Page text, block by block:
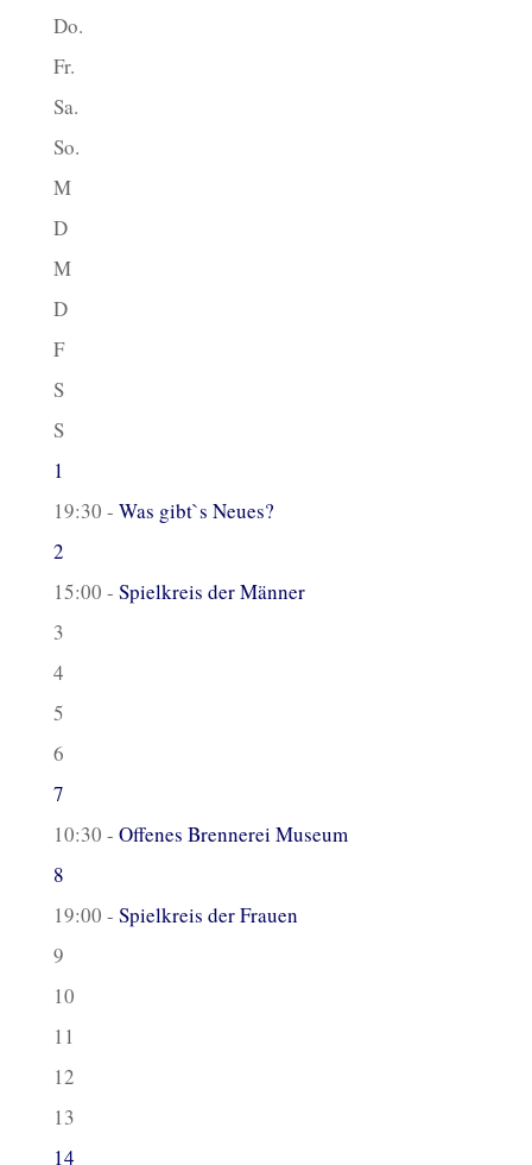
Do.
Fr.
Sa.
So.
M
D
M
D
F
S
S
1
19:30 - Was gibt`s Neues?
2
15:00 - Spielkreis der Männer
3
4
5
6
7
10:30 - Offenes Brennerei Museum
8
19:00 - Spielkreis der Frauen
9
10
11
12
13
14